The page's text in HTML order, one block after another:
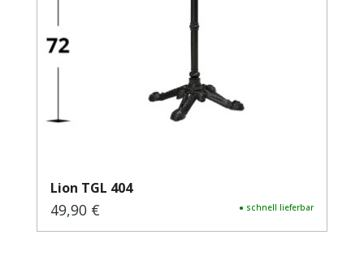
Lion TGL 404
Regulärer Preis:
49,90 € ● schnell lieferbar